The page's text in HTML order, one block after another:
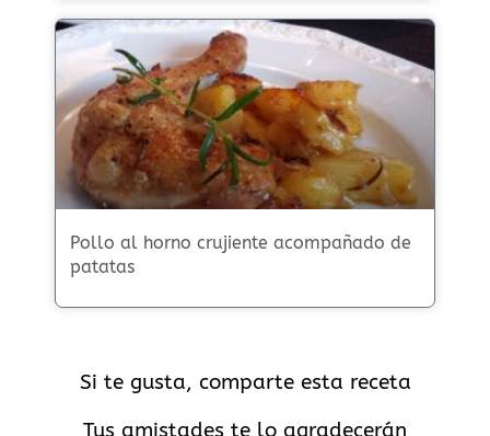
Pollo al horno crujiente acompañado de
patatas
Si te gusta, comparte esta receta
Tus amistades te lo agradecerán